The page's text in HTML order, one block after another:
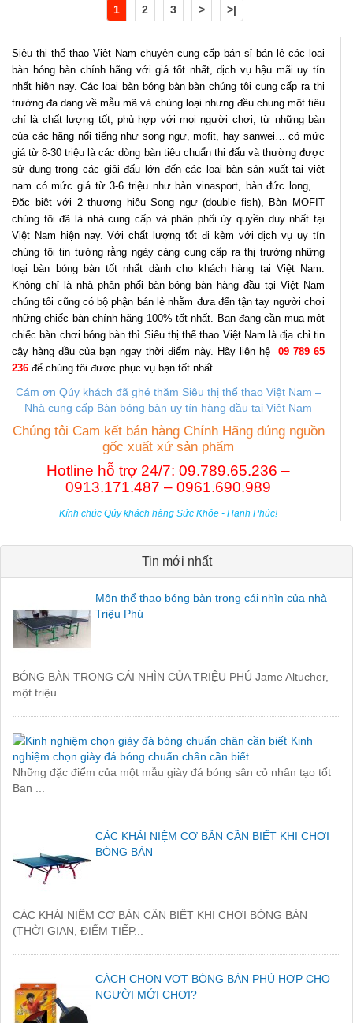
1 2 3 > >|
Siêu thị thể thao Việt Nam chuyên cung cấp bán sỉ bán lẻ các loại
bàn bóng bàn chính hãng với giá tốt nhất, dịch vụ hậu mãi uy tín
nhất hiện nay. Các loại bàn bóng bàn bàn chúng tôi cung cấp ra thị
trường đa dạng về mẫu mã và chủng loại nhưng đều chung một tiêu
chí là chất lượng tốt, phù hợp với mọi người chơi, từ những bàn
của các hãng nổi tiếng như song ngư, mofit, hay sanwei… có mức
giá từ 8-30 triệu là các dòng bàn tiêu chuẩn thi đấu và thường được
sử dụng trong các giải đấu lớn đến các loại bàn sản xuất tại việt
nam có mức giá từ 3-6 triệu như bàn vinasport, bàn đức long,….
Đặc biệt với 2 thương hiệu Song ngư (double fish), Bàn MOFIT
chúng tôi đã là nhà cung cấp và phân phối ủy quyền duy nhất tại
Việt Nam hiện nay. Với chất lượng tốt đi kèm với dịch vụ uy tín
chúng tôi tin tưởng rằng ngày càng cung cấp ra thị trường những
loại bàn bóng bàn tốt nhất dành cho khách hàng tại Việt Nam.
Không chỉ là nhà phân phối bàn bóng bàn hàng đầu tại Việt Nam
chúng tôi cũng có bộ phận bán lẻ nhằm đưa đến tận tay người chơi
những chiếc bàn chính hãng 100% tốt nhất. Bạn đang cần mua một
chiếc bàn chơi bóng bàn thì Siêu thị thể thao Việt Nam là địa chỉ tin
cậy hàng đầu của bạn ngay thời điểm này. Hãy liên hệ
09 789 65
236 để chúng tôi được phục vụ bạn tốt nhất.
Cám ơn Qúy khách đã ghé thăm Siêu thị thể thao Việt Nam –
Nhà cung cấp Bàn bóng bàn uy tín hàng đầu tại Việt Nam
Chúng tôi Cam kết bán hàng Chính Hãng đúng nguồn
gốc xuất xứ sản phẩm
Hotline hỗ trợ 24/7: 09.789.65.236 –
0913.171.487 – 0961.690.989
Kính chúc Qúy khách hàng Sức Khỏe - Hạnh Phúc!
Tin mới nhất
Môn thể thao bóng bàn trong cái nhìn của nhà
Triệu Phú
BÓNG BÀN TRONG CÁI NHÌN CỦA TRIỆU PHÚ Jame Altucher,
một triệu...
Kinh
nghiệm chọn giày đá bóng chuẩn chân cần biết
Những đặc điểm của một mẫu giày đá bóng sân cỏ nhân tạo tốt
Bạn ...
CÁC KHÁI NIỆM CƠ BẢN CẦN BIẾT KHI CHƠI
BÓNG BÀN
CÁC KHÁI NIỆM CƠ BẢN CẦN BIẾT KHI CHƠI BÓNG BÀN
(THỜI GIAN, ĐIỂM TIẾP...
CÁCH CHỌN VỢT BÓNG BÀN PHÙ HỢP CHO
NGƯỜI MỚI CHƠI?